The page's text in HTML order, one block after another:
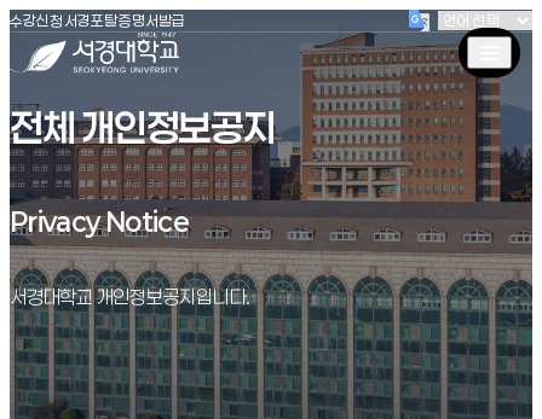
서경대학교
수강신청 (새창 열림)
서경포탈(새창 열림)
증명서발급(새창 열림)
전체 개인정보공지
Privacy Notice
Privacy Notice
서경대학교 개인정보공지입니다.